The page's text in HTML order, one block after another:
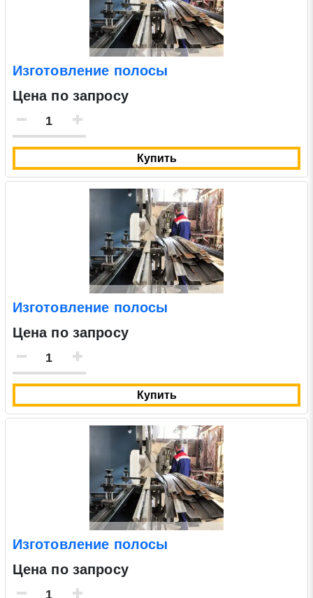
Изготовление полосы
Цена по запросу
Купить
Изготовление полосы
Цена по запросу
Купить
Изготовление полосы
Цена по запросу